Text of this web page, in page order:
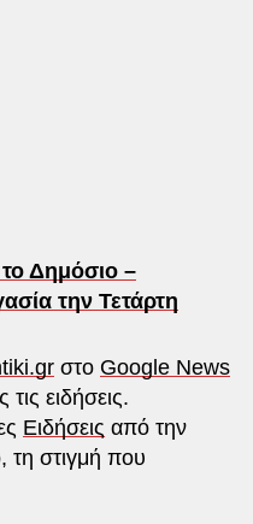
το Δημόσιο –
την Τετάρτη
στο Google News
ειδήσεις.
Ειδήσεις από την
τη στιγμή που